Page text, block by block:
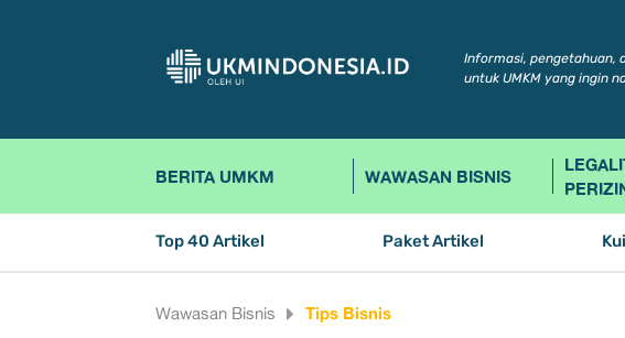
Informasi, pengetahuan,
untuk UMKM yang ingin
BERITA UMKM WAWASAN BISNIS
Top 40 Artikel Paket Artikel
Wawasan Bisnis Tips Bisnis